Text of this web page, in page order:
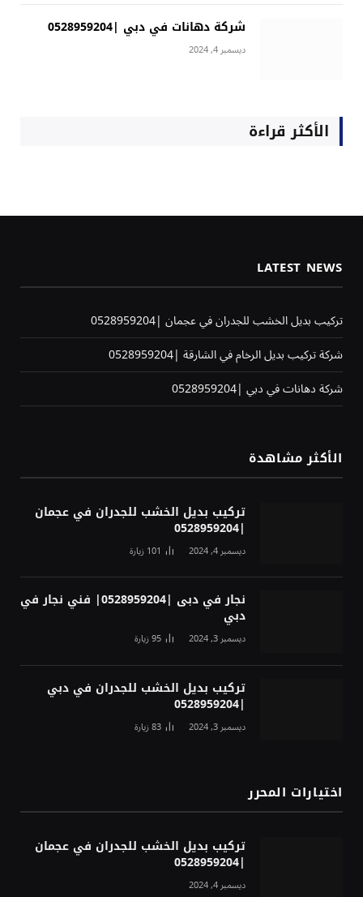
شركة دهانات في دبي |0528959204
ديسمبر 4, 2024
الأكثر قراءة
LATEST NEWS
تركيب بديل الخشب للجدران في عجمان |0528959204
شركة تركيب بديل الرخام في الشارقة |0528959204
شركة دهانات في دبي |0528959204
الأكثر مشاهدة
تركيب بديل الخشب للجدران في عجمان
|0528959204
ديسمبر 4, 2024 101زيارة
نجار في دبى |0528959204| فني نجار في
دبي
ديسمبر 3, 2024 95زيارة
تركيب بديل الخشب للجدران في دبي
|0528959204
ديسمبر 3, 2024 83زيارة
اختيارات المحرر
تركيب بديل الخشب للجدران في عجمان
|0528959204
ديسمبر 4, 2024